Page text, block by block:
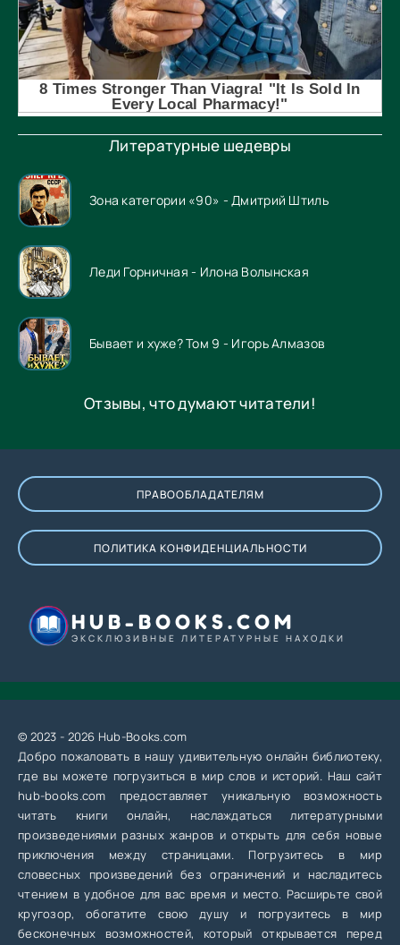
Литературные шедевры
Зона категории «90» - Дмитрий Штиль
Леди Горничная - Илона Волынская
Бывает и хуже? Том 9 - Игорь Алмазов
Отзывы, что думают читатели!
ПРАВООБЛАДАТЕЛЯМ
ПОЛИТИКА КОНФИДЕНЦИАЛЬНОСТИ
HUB-BOOKS.COM
ЭКСКЛЮЗИВНЫЕ ЛИТЕРАТУРНЫЕ НАХОДКИ
© 2023 - 2026 Hub-Books.com
Добро пожаловать в нашу удивительную онлайн библиотеку,
где вы можете погрузиться в мир слов и историй. Наш сайт
hub-books.com предоставляет уникальную возможность
читать книги онлайн, наслаждаться литературными
произведениями разных жанров и открыть для себя новые
приключения между страницами. Погрузитесь в мир
словесных произведений без ограничений и насладитесь
чтением в удобное для вас время и место. Расширьте свой
кругозор, обогатите свою душу и погрузитесь в мир
бесконечных возможностей, который открывается перед